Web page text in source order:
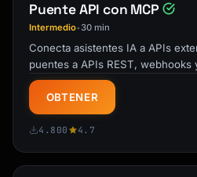
      description: "The content to save",
    },
    tags: {
      type: "array",
      items: { type: "string" },
      description: "Optional tags for
      optional: true,
    },
Puente API con MCP
Intermedio•30 min
Conecta asistentes IA a APIs
puentes a APIs REST,
con autenticación y límites …
OBTENER
4.800 4.7